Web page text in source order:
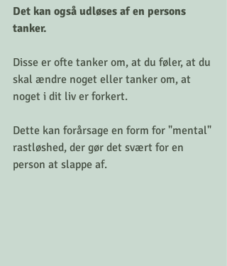
Det kan også udløses af en persons
tanker.
Disse er ofte tanker om, at du føler, at du
skal ændre noget eller tanker om, at
noget i dit liv er forkert.
Dette kan forårsage en form for "mental"
rastløshed, der gør det svært for en
person at slappe af.